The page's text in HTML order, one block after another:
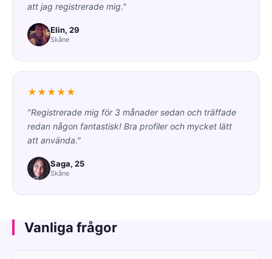
att jag registrerade mig."
Elin, 29
Skåne
★★★★★
"Registrerade mig för 3 månader sedan och träffade
redan någon fantastisk! Bra profiler och mycket lätt
att använda."
Saga, 25
Skåne
Vanliga frågor